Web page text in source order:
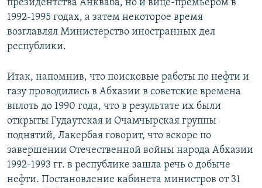
президентства Анкваба, но и вице-премьером в
1992-1995 годах, а затем некоторое время
возглавлял Министерство иностранных дел
республики.
Итак, напомнив, что поисковые работы по нефти и
газу проводились в Абхазии в советские времена
вплоть до 1990 года, что в результате их были
открыты Гудаутская и Очамчырская группы
поднятий, Лакербая говорит, что вскоре по
завершении Отечественной войны народа Абхазии
1992-1993 гг. в республике зашла речь о добыче
нефти. Постановление кабинета министров от 31